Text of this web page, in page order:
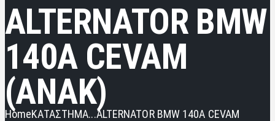
ALTERNATOR BMW
140A CEVAM
(ANAK)
HomeΚΑΤΑΣΤΗΜΑ...ALTERNATOR BMW 140A CEVAM